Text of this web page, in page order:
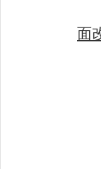
面